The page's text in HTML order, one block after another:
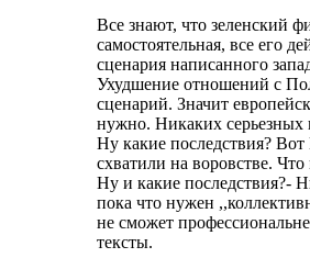
Все знают, что зеленский
самостоятельная, все его
сценария написанного
Ухудшение отношений с
сценарий. Значит
нужно. Никаких серьезных
Ну какие последствия?
схватили на воровстве.
Ну и какие последствия?-
пока что нужен
не сможет
тексты.